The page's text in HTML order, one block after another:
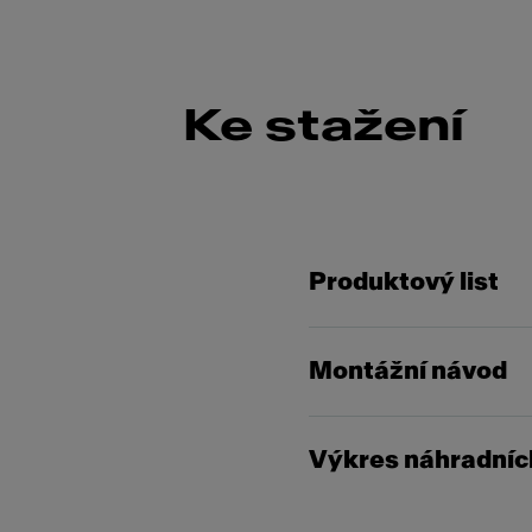
Ke stažení
Produktový list
Montážní návod
Výkres